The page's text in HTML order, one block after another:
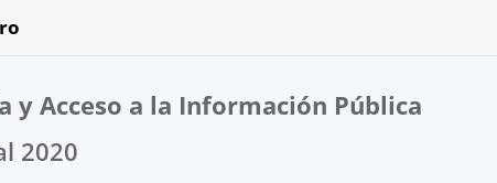
y Acceso a la Información Pública
2020